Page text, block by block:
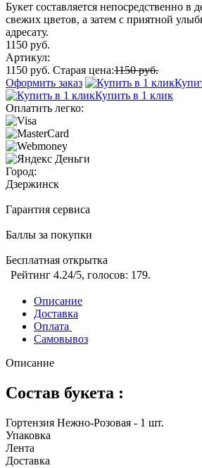
Букет составляется непосредственно в
свежих цветов, а затем с приятной
адресату.
1150 руб.
Артикул:
1150 руб. Старая цена:1150 руб.
Оформить заказ
Купить в 1 клик
Оплатить легко:
Город:
Дзержинск
Гарантия сервиса
Баллы за покупки
Бесплатная открытка
Рейтинг 4.24/5, голосов: 179.
Описание
Доставка
Оплата
Самовывоз
Описание
Состав букета :
Гортензия Нежно-Розовая - 1 шт.
Упаковка
Лента
Доставка